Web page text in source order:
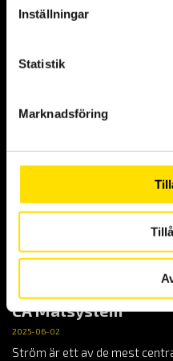
Inställningar
Statistik
Marknadsföring
Vi sänder våra paket
Vi sänder våra paket med
för inrikesfrakter är DHL
fraktpriser. I DHL Go Green
Green på deras hemsida.
Vad är ström? En
CA Mätsystem
2025-06-02
Ström är ett av de mest